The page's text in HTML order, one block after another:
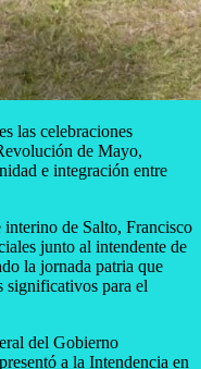
las celebraciones
de Mayo,
e integración entre
de Salto, Francisco
junto al intendente de
la jornada patria que
significativos para el
del Gobierno
a la Intendencia en